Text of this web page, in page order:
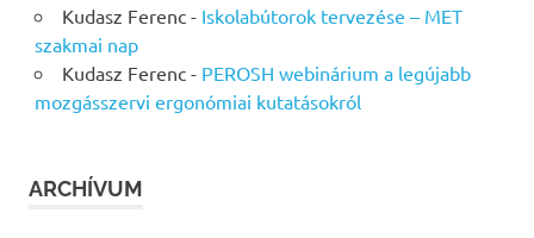
Kudasz Ferenc- Iskolabútorok tervezése – MET
szakmai nap
Kudasz Ferenc- PEROSH webinárium a legújabb
mozgásszervi ergonómiai kutatásokról
ARCHÍVUM